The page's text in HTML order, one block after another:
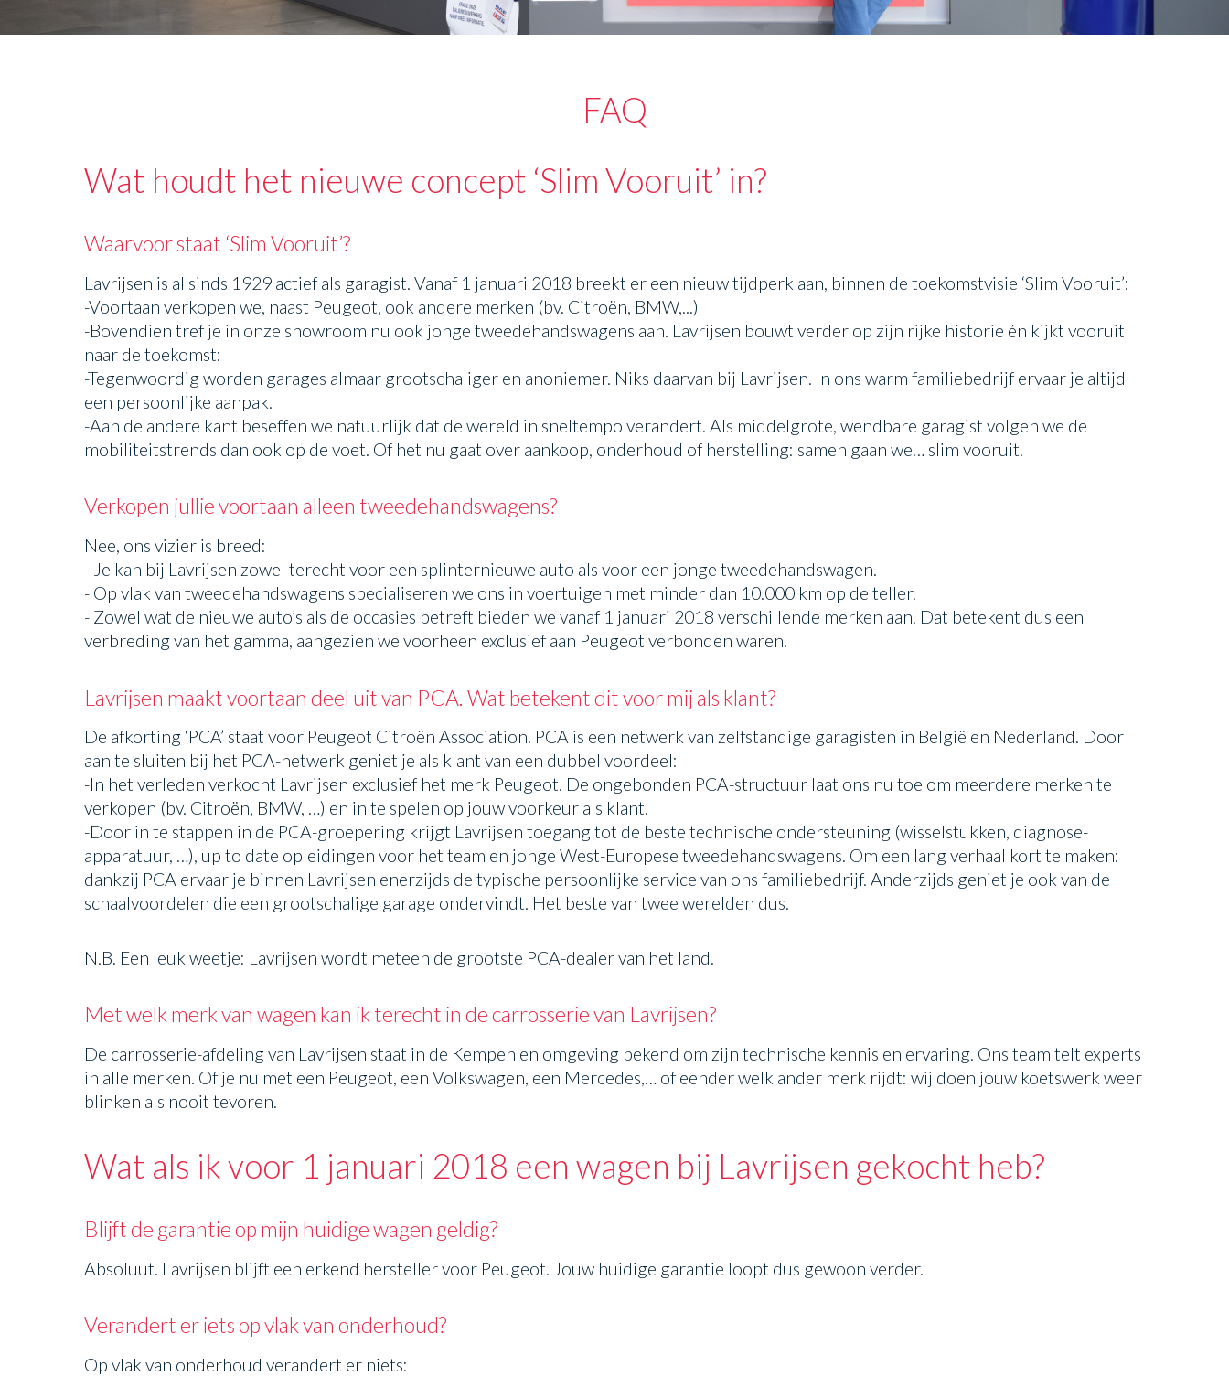
FAQ
Wat houdt het nieuwe concept ‘Slim Vooruit’ in?
Waarvoor staat ‘Slim Vooruit’?
Lavrijsen is al sinds 1929 actief als garagist. Vanaf 1 januari 2018 breekt er een nieuw tijdperk aan, binnen de toekomstvisie ‘Slim Vooruit’:
-Voortaan verkopen we, naast Peugeot, ook andere merken (bv. Citroën, BMW,...)
-Bovendien tref je in onze showroom nu ook jonge tweedehandswagens aan. Lavrijsen bouwt verder op zijn rijke historie én kijkt vooruit
naar de toekomst:
-Tegenwoordig worden garages almaar grootschaliger en anoniemer. Niks daarvan bij Lavrijsen. In ons warm familiebedrijf ervaar je altijd
een persoonlijke aanpak.
-Aan de andere kant beseffen we natuurlijk dat de wereld in sneltempo verandert. Als middelgrote, wendbare garagist volgen we de
mobiliteitstrends dan ook op de voet. Of het nu gaat over aankoop, onderhoud of herstelling: samen gaan we… slim vooruit.
Verkopen jullie voortaan alleen tweedehandswagens?
Nee, ons vizier is breed:
- Je kan bij Lavrijsen zowel terecht voor een splinternieuwe auto als voor een jonge tweedehandswagen.
- Op vlak van tweedehandswagens specialiseren we ons in voertuigen met minder dan 10.000 km op de teller.
- Zowel wat de nieuwe auto’s als de occasies betreft bieden we vanaf 1 januari 2018 verschillende merken aan. Dat betekent dus een
verbreding van het gamma, aangezien we voorheen exclusief aan Peugeot verbonden waren.
Lavrijsen maakt voortaan deel uit van PCA. Wat betekent dit voor mij als klant?
De afkorting ‘PCA’ staat voor Peugeot Citroën Association. PCA is een netwerk van zelfstandige garagisten in België en Nederland. Door
aan te sluiten bij het PCA-netwerk geniet je als klant van een dubbel voordeel:
-In het verleden verkocht Lavrijsen exclusief het merk Peugeot. De ongebonden PCA-structuur laat ons nu toe om meerdere merken te
verkopen (bv. Citroën, BMW, …) en in te spelen op jouw voorkeur als klant.
-Door in te stappen in de PCA-groepering krijgt Lavrijsen toegang tot de beste technische ondersteuning (wisselstukken, diagnose-
apparatuur, …), up to date opleidingen voor het team en jonge West-Europese tweedehandswagens. Om een lang verhaal kort te maken:
dankzij PCA ervaar je binnen Lavrijsen enerzijds de typische persoonlijke service van ons familiebedrijf. Anderzijds geniet je ook van de
schaalvoordelen die een grootschalige garage ondervindt. Het beste van twee werelden dus.
N.B. Een leuk weetje: Lavrijsen wordt meteen de grootste PCA-dealer van het land.
Met welk merk van wagen kan ik terecht in de carrosserie van Lavrijsen?
De carrosserie-afdeling van Lavrijsen staat in de Kempen en omgeving bekend om zijn technische kennis en ervaring. Ons team telt experts
in alle merken. Of je nu met een Peugeot, een Volkswagen, een Mercedes,… of eender welk ander merk rijdt: wij doen jouw koetswerk weer
blinken als nooit tevoren.
Wat als ik voor 1 januari 2018 een wagen bij Lavrijsen gekocht heb?
Blijft de garantie op mijn huidige wagen geldig?
Absoluut. Lavrijsen blijft een erkend hersteller voor Peugeot. Jouw huidige garantie loopt dus gewoon verder.
Verandert er iets op vlak van onderhoud?
Op vlak van onderhoud verandert er niets: